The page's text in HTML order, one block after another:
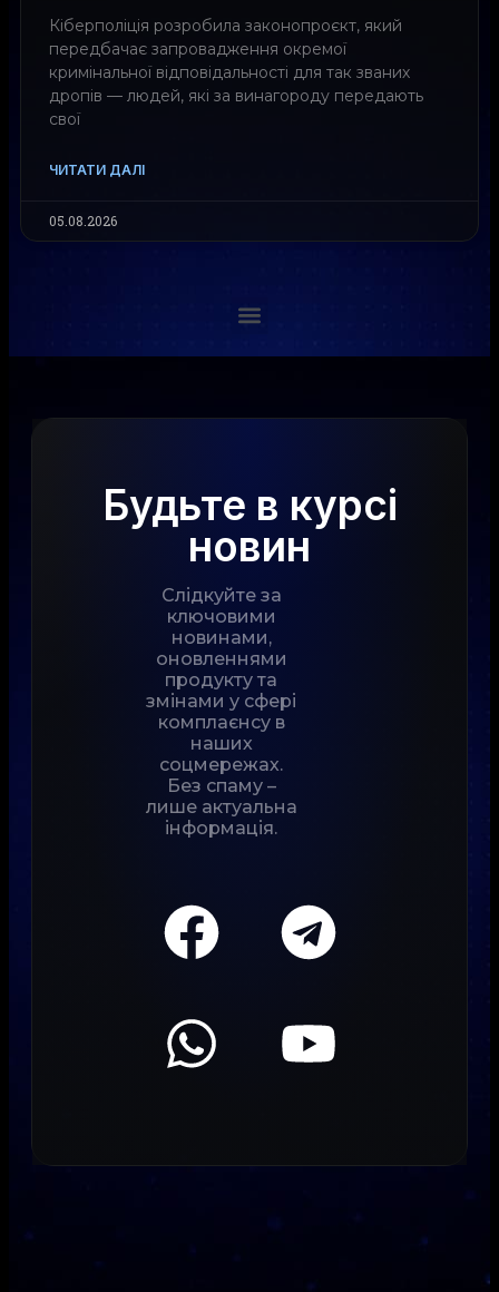
Кіберполіція розробила законопроєкт, який
передбачає запровадження окремої
кримінальної відповідальності для так званих
дропів — людей, які за винагороду передають
свої
ЧИТАТИ ДАЛІ
05.08.2026
Будьте в курсі
новин
Слідкуйте за
ключовими
новинами,
оновленнями
продукту та
змінами у сфері
комплаєнсу в
наших
соцмережах.
Без спаму –
лише актуальна
інформація.